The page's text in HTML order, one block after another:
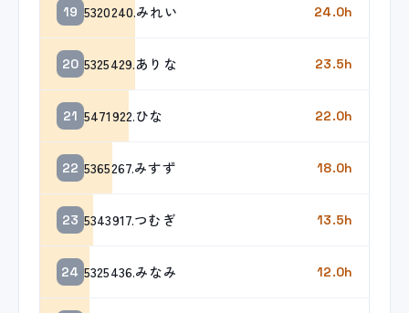
19 5320240.みれい 24.0h
20 5325429.ありな 23.5h
21 5471922.ひな 22.0h
22 5365267.みすず 18.0h
23 5343917.つむぎ 13.5h
24 5325436.みなみ 12.0h